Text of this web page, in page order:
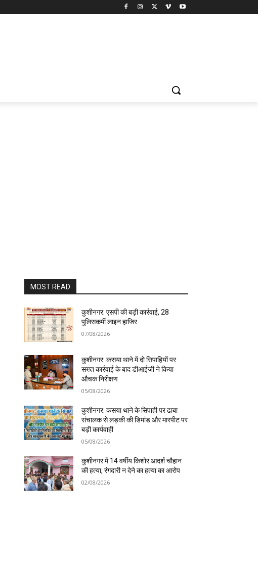
MOST READ
कुशीनगर: एसपी की बड़ी कार्रवाई, 28
पुलिसकर्मी लाइन हाजिर
07/08/2026
कुशीनगर: कसया थाने में दो सिपाहियों पर
सख्त कार्रवाई के बाद डीआईजी ने किया
औचक निरीक्षण
05/08/2026
कुशीनगर: कसया थाने के सिपाही पर ढाबा
संचालक से लड़की की डिमांड और मारपीट पर
बड़ी कार्यवाही
05/08/2026
कुशीनगर में 14 वर्षीय किशोर आदर्श चौहान
की हत्या, रंगदारी न देने का हत्या का आरोप
02/08/2026